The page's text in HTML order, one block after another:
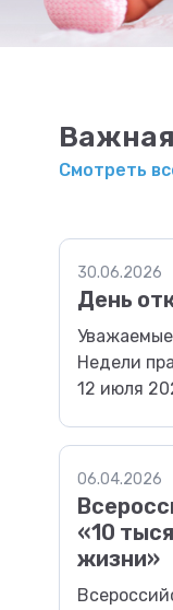
Смотреть
30.06.2026
День
Недели
12 июля
верности),
пройдёт
законных
06.04.2026
«10
жизни»